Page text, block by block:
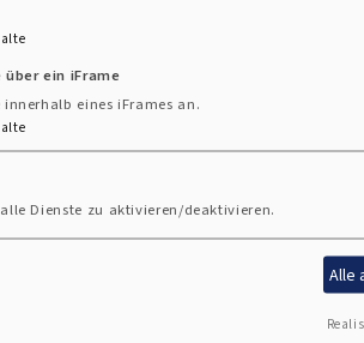
musikalischen Angeboten.
und Gestaltung der
über ein iFrame
eines iFrames an.
Dienste zu aktivieren/deaktivieren.
Alle